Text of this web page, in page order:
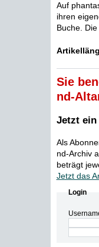
Auf
ihren
Buche.
Sie
nd-
Jetzt ein
Als
nd-Archiv
beträgt
Jetzt das
Login